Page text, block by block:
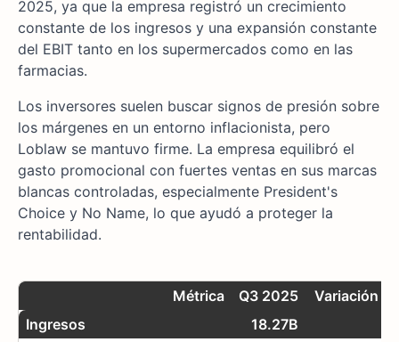
2025, ya que la empresa registró un crecimiento
constante de los ingresos y una expansión constante
del EBIT tanto en los supermercados como en las
farmacias.
Los inversores suelen buscar signos de presión sobre
los márgenes en un entorno inflacionista, pero
Loblaw se mantuvo firme. La empresa equilibró el
gasto promocional con fuertes ventas en sus marcas
blancas controladas, especialmente President's
Choice y No Name, lo que ayudó a proteger la
rentabilidad.
Métrica Q3 2025
Variación
Ingresos
18.27B